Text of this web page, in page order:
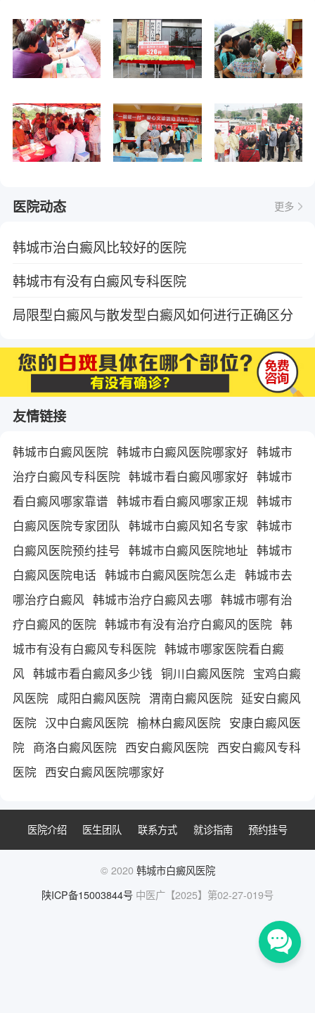
医院动态 更多
韩城市治白癜风比较好的医院
韩城市有没有白癜风专科医院
局限型白癜风与散发型白癜风如何进行正确区分
友情链接
韩城市白癜风医院 韩城市白癜风医院哪家好 韩城市
治疗白癜风专科医院 韩城市看白癜风哪家好 韩城市
看白癜风哪家靠谱 韩城市看白癜风哪家正规 韩城市
白癜风医院专家团队 韩城市白癜风知名专家 韩城市
白癜风医院预约挂号 韩城市白癜风医院地址 韩城市
白癜风医院电话 韩城市白癜风医院怎么走 韩城市去
哪治疗白癜风 韩城市治疗白癜风去哪 韩城市哪有治
疗白癜风的医院 韩城市有没有治疗白癜风的医院 韩
城市有没有白癜风专科医院 韩城市哪家医院看白癜
风 韩城市看白癜风多少钱 铜川白癜风医院 宝鸡白癜
风医院 咸阳白癜风医院 渭南白癜风医院 延安白癜风
医院 汉中白癜风医院 榆林白癜风医院 安康白癜风医
院 商洛白癜风医院 西安白癜风医院 西安白癜风专科
医院 西安白癜风医院哪家好
医院介绍 医生团队 联系方式 就诊指南 预约挂号
© 2020 韩城市白癜风医院
陕ICP备15003844号 中医广【2025】第02-27-019号